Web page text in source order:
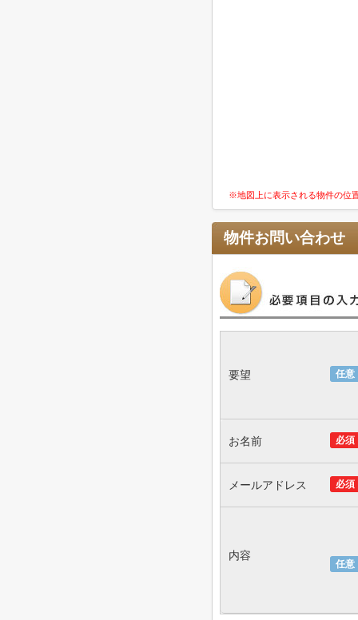
※地図上に表示される物件の位
物件お問い合わせ
任意
要望
必須
お名前
必須
メールアドレス
任意
内容